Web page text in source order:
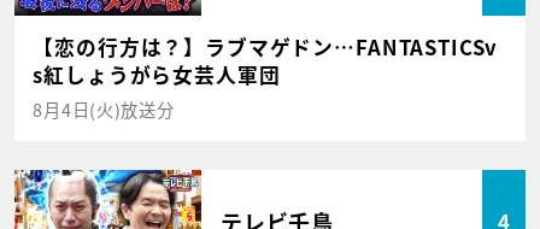
【恋の行方は？】ラブマゲドン…FANTASTICSv
s紅しょうがら女芸人軍団
8月4日(火)放送分
テレビ千鳥 4